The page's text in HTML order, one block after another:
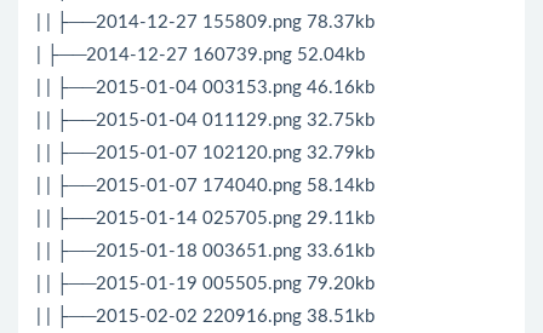
| | ├──2014-12-27 155809.png 78.37kb
| ├──2014-12-27 160739.png 52.04kb
| | ├──2015-01-04 003153.png 46.16kb
| | ├──2015-01-04 011129.png 32.75kb
| | ├──2015-01-07 102120.png 32.79kb
| | ├──2015-01-07 174040.png 58.14kb
| | ├──2015-01-14 025705.png 29.11kb
| | ├──2015-01-18 003651.png 33.61kb
| | ├──2015-01-19 005505.png 79.20kb
| | ├──2015-02-02 220916.png 38.51kb